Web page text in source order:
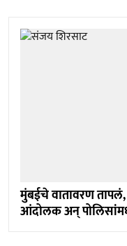
मुंबईचे वातावरण
आंदोलक अन्